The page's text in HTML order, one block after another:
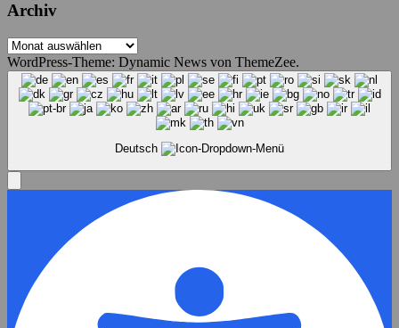
Archiv
Archiv
WordPress-Theme: Dynamic News von ThemeZee.
Deutsch